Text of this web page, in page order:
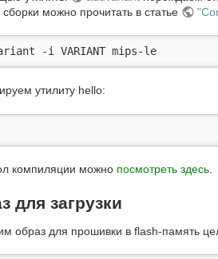
можно прочитать в статье
-i VARIANT mips-le
утилиту hello:
компиляции можно посмотреть здесь.
для загрузки
образ для прошивки в flash-память